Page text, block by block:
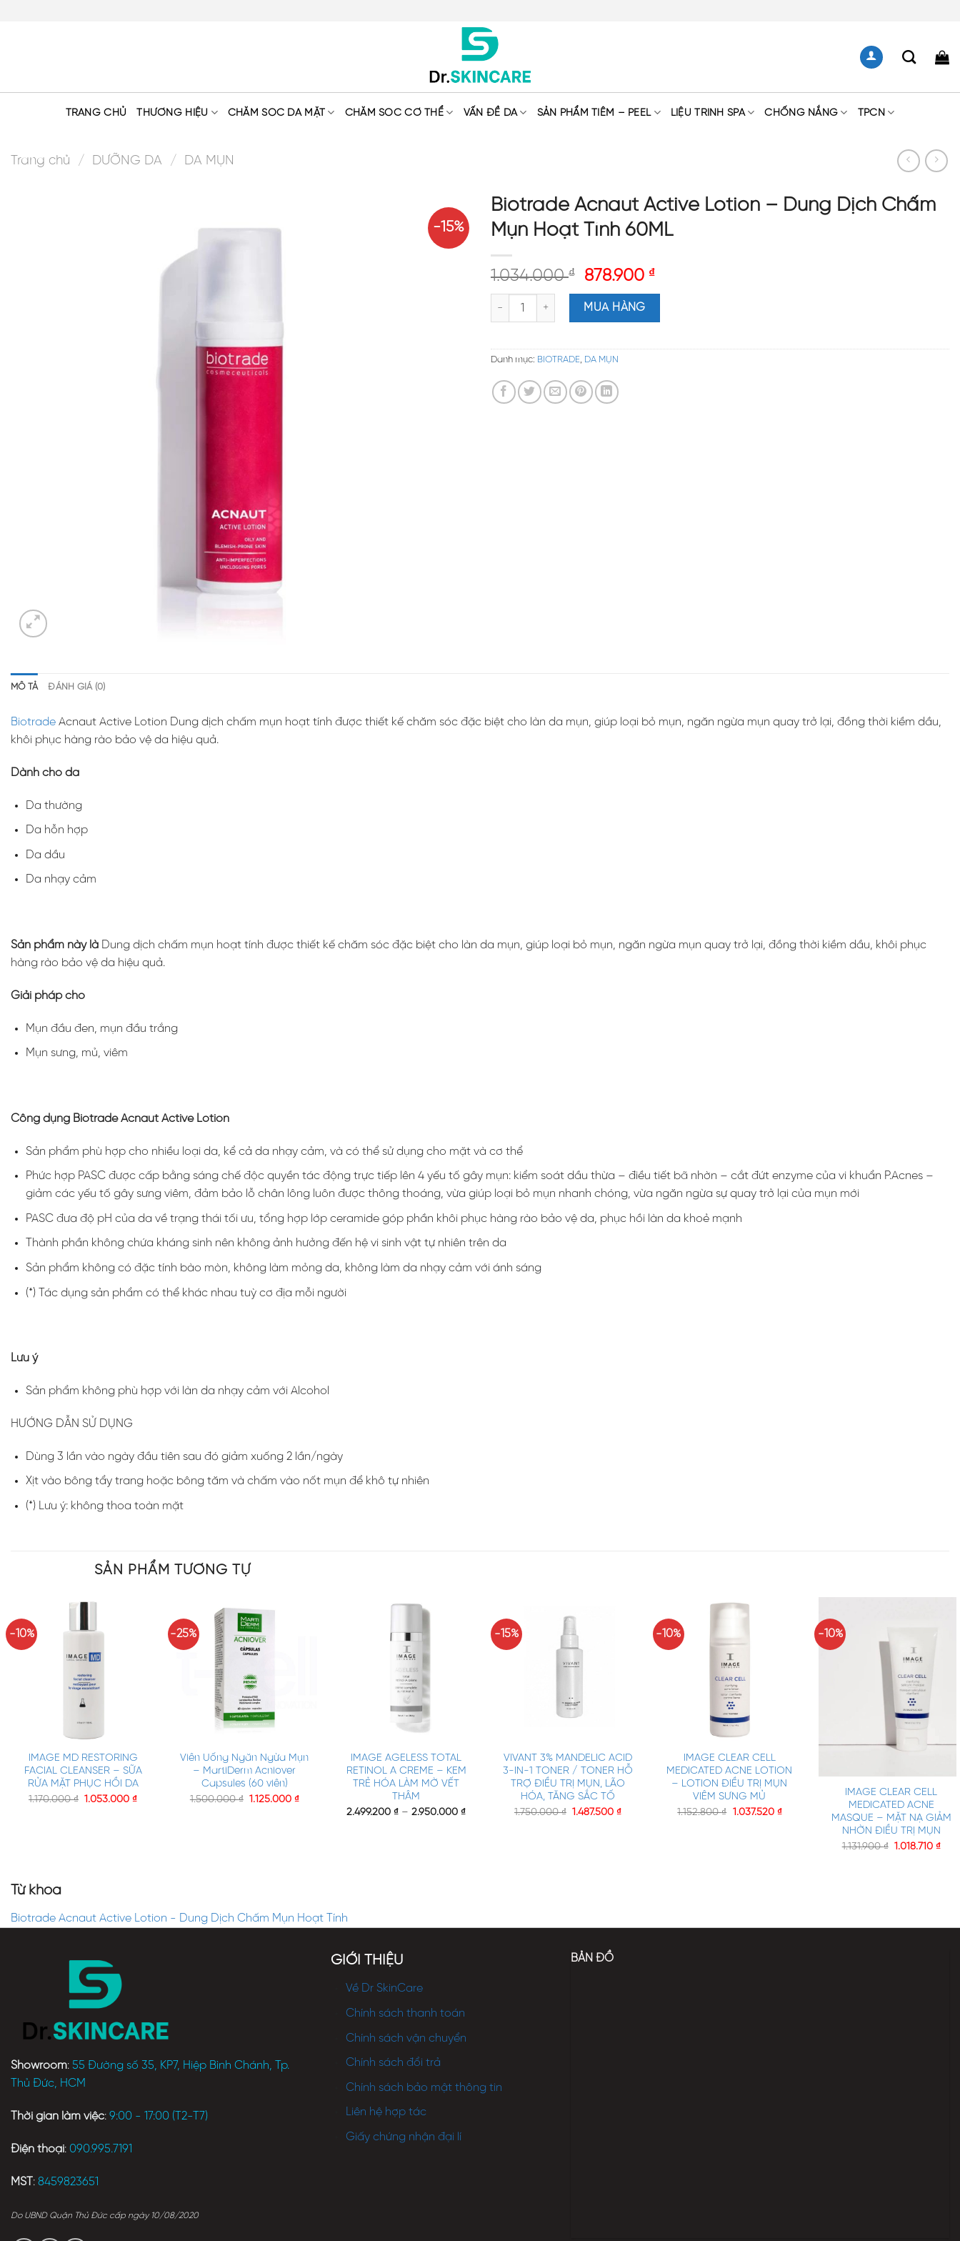
TRANG CHỦ THƯƠNG HIỆU CHĂM SÓC DA MẶT CHĂM SÓC CƠ THỂ VẤN ĐỀ DA SẢN PHẨM TIÊM – PEEL LIỆU TRÌNH SPA CHỐNG NẮNG TPCN
Trang chủ / DƯỠNG DA / DA MỤN
-15%
Biotrade Acnaut Active Lotion – Dung Dịch Chấm
Mụn Hoạt Tính 60ML
1.034.000₫ 878.900 ₫
Biotrade Acnaut Active Lotion - Dung Dịch Chấm Mụn Hoạt Tính 60ML số lượng
MUA HÀNG
Danh mục: BIOTRADE, DA MỤN
MÔ TẢ ĐÁNH GIÁ (0)
Biotrade Acnaut Active Lotion Dung dịch chấm mụn hoạt tính được thiết kế chăm sóc đặc biệt cho làn da mụn, giúp loại bỏ mụn, ngăn ngừa mụn quay trở lại, đồng thời kiềm dầu,
khôi phục hàng rào bảo vệ da hiệu quả.
Dành cho da
Da thường
Da hỗn hợp
Da dầu
Da nhạy cảm
Sản phẩm này là Dung dịch chấm mụn hoạt tính được thiết kế chăm sóc đặc biệt cho làn da mụn, giúp loại bỏ mụn, ngăn ngừa mụn quay trở lại, đồng thời kiềm dầu, khôi phục
hàng rào bảo vệ da hiệu quả.
Giải pháp cho
Mụn đầu đen, mụn đầu trắng
Mụn sưng, mủ, viêm
Công dụng Biotrade Acnaut Active Lotion
Sản phẩm phù hợp cho nhiều loại da, kể cả da nhạy cảm, và có thể sử dụng cho mặt và cơ thể
Phức hợp PASC được cấp bằng sáng chế độc quyền tác động trực tiếp lên 4 yếu tố gây mụn: kiểm soát dầu thừa – điều tiết bã nhờn – cắt đứt enzyme của vi khuẩn P.Acnes –
giảm các yếu tố gây sưng viêm, đảm bảo lỗ chân lông luôn được thông thoáng, vừa giúp loại bỏ mụn nhanh chóng, vừa ngăn ngừa sự quay trở lại của mụn mới
PASC đưa độ pH của da về trạng thái tối ưu, tổng hợp lớp ceramide góp phần khôi phục hàng rào bảo vệ da, phục hồi làn da khoẻ mạnh
Thành phần không chứa kháng sinh nên không ảnh hưởng đến hệ vi sinh vật tự nhiên trên da
Sản phẩm không có đặc tính bào mòn, không làm mỏng da, không làm da nhạy cảm với ánh sáng
(*) Tác dụng sản phẩm có thể khác nhau tuỳ cơ địa mỗi người
Lưu ý
Sản phẩm không phù hợp với làn da nhạy cảm với Alcohol
HƯỚNG DẪN SỬ DỤNG
Dùng 3 lần vào ngày đầu tiên sau đó giảm xuống 2 lần/ngày
Xịt vào bông tẩy trang hoặc bông tăm và chấm vào nốt mụn để khô tự nhiên
(*) Lưu ý: không thoa toàn mặt
SẢN PHẨM TƯƠNG TỰ
-10%
IMAGE MD RESTORING
FACIAL CLEANSER – SỮA
RỬA MẶT PHỤC HỒI DA
1.170.000₫ 1.053.000₫
-25%
Viên Uống Ngăn Ngừa Mụn
– MartiDerm Acniover
Capsules (60 viên)
1.500.000₫ 1.125.000₫
IMAGE AGELESS TOTAL
RETINOL A CREME – KEM
TRẺ HÓA LÀM MỜ VẾT
THÂM
2.499.200₫ –2.950.000₫
-15%
VIVANT 3% MANDELIC ACID
3-IN-1 TONER / TONER HỖ
TRỢ ĐIỀU TRỊ MỤN, LÃO
HÓA, TĂNG SẮC TỐ
1.750.000₫ 1.487.500₫
-10%
IMAGE CLEAR CELL
MEDICATED ACNE LOTION
– LOTION ĐIỀU TRỊ MỤN
VIÊM SƯNG MỦ
1.152.800₫ 1.037.520 ₫
-10%
IMAGE CLEAR CELL
MEDICATED ACNE
MASQUE – MẶT NẠ GIẢM
NHỜN ĐIỀU TRỊ MỤN
1.131.900₫ 1.018.710 ₫
Từ khóa
Biotrade Acnaut Active Lotion - Dung Dịch Chấm Mụn Hoạt Tính
Showroom: 55 Đường số 35, KP7, Hiệp Bình Chánh, Tp.
Thủ Đức, HCM
Thời gian làm việc: 9:00 - 17:00 (T2-T7)
Điện thoại: 090.995.7191
MST : 8459823651
Do UBND Quận Thủ Đức cấp ngày 10/08/2020
GIỚI THIỆU
Về Dr SkinCare
Chính sách thanh toán
Chính sách vận chuyển
Chính sách đổi trả
Chính sách bảo mật thông tin
Liên hệ hợp tác
Giấy chứng nhận đại lí
BẢN ĐỒ